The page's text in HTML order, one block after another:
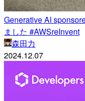
Generative AI
ました #AWSreInvent
森田力
2024.12.07